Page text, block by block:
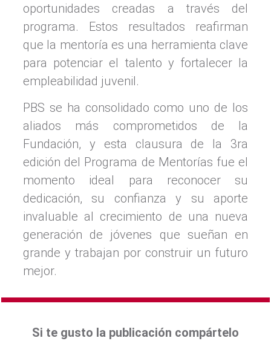
oportunidades creadas a través del
programa. Estos resultados reafirman
que la mentoría es una herramienta clave
para potenciar el talento y fortalecer la
empleabilidad juvenil.
PBS se ha consolidado como uno de los
aliados más comprometidos de la
Fundación, y esta clausura de la 3ra
edición del Programa de Mentorías fue el
momento ideal para reconocer su
dedicación, su confianza y su aporte
invaluable al crecimiento de una nueva
generación de jóvenes que sueñan en
grande y trabajan por construir un futuro
mejor.
Si te gusto la publicación compártelo